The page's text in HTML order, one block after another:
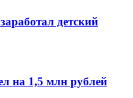
детский
на 1,5 млн рублей